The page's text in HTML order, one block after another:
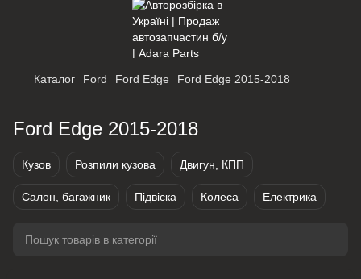
Каталог Ford Ford Edge Ford Edge 2015-2018
Ford Edge 2015-2018
Кузов Розпили кузова Двигун, КПП
Салон, багажник Підвіска Колеса Електрика